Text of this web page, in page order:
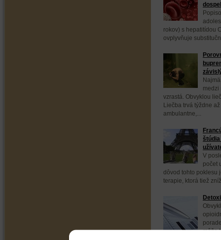
rokov) s hepatitídou
ovplyvňuje
medzi
vzrastá. Obvyklou
Liečba trvá týždne
ambulantne,...
V
počet
dôvod tohto poklesu
terapie, ktorá tiež
môže